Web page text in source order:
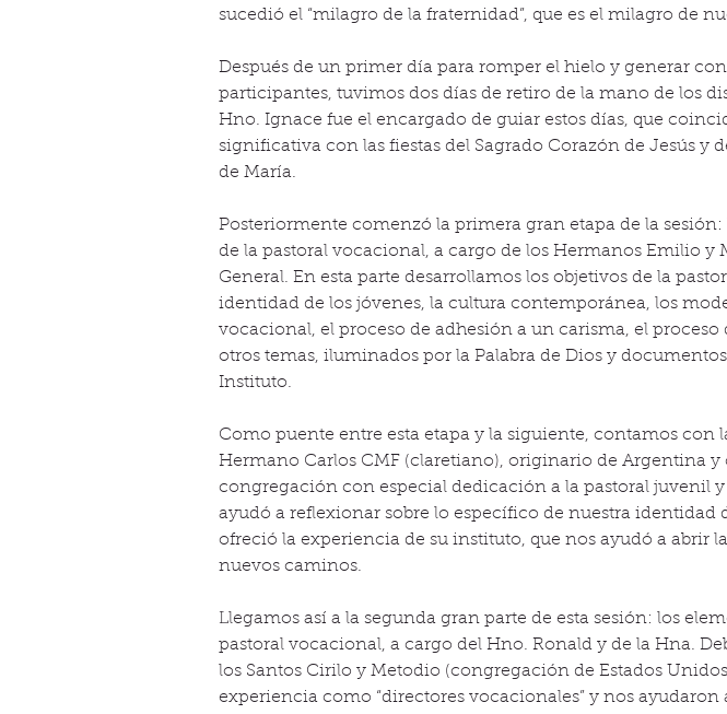
sucedió el “milagro de la fraternidad”, que es el milagro de
Después de un primer día para romper el hielo y generar
participantes, tuvimos dos días de retiro de la mano de los
Hno. Ignace fue el encargado de guiar estos días, que
significativa con las fiestas del Sagrado Corazón de Jesús y
de María.
Posteriormente comenzó la primera gran etapa de la
de la pastoral vocacional, a cargo de los Hermanos Emilio y
General. En esta parte desarrollamos los objetivos de la
identidad de los jóvenes, la cultura contemporánea, los
vocacional, el proceso de adhesión a un carisma, el
otros temas, iluminados por la Palabra de Dios y
Instituto.
Como puente entre esta etapa y la siguiente, contamos con
Hermano Carlos CMF (claretiano), originario de Argentina y
congregación con especial dedicación a la pastoral juvenil
ayudó a reflexionar sobre lo específico de nuestra identidad
ofreció la experiencia de su instituto, que nos ayudó a abrir
nuevos caminos.
Llegamos así a la segunda gran parte de esta sesión: los
pastoral vocacional, a cargo del Hno. Ronald y de la Hna.
los Santos Cirilo y Metodio (congregación de Estados
experiencia como “directores vocacionales” y nos ayudaron